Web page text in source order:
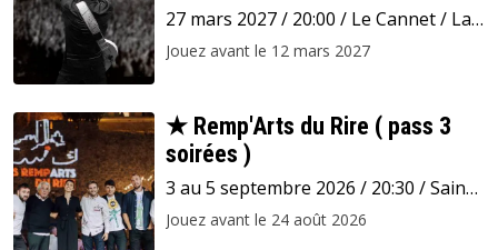
27 mars 2027 / 20:00 / Le Cannet / La
Palestre
Jouez avant le 12 mars 2027
★ Remp'Arts du Rire ( pass 3
soirées )
3 au 5 septembre 2026 / 20:30 / Saint-
Paul-de-Vence / Place de la Courtine
Jouez avant le 24 août 2026